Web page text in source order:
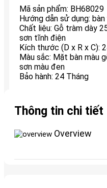
Mã sản phẩm: BH68029
Hướng dẫn sử dụng: bàn
Chất liệu: Gỗ tràm dày
sơn tĩnh điện
Kích thước (D x R x C):
Màu sắc: Mặt bàn màu
sơn màu đen
Bảo hành: 24 Tháng
Thông tin chi tiết
Overview